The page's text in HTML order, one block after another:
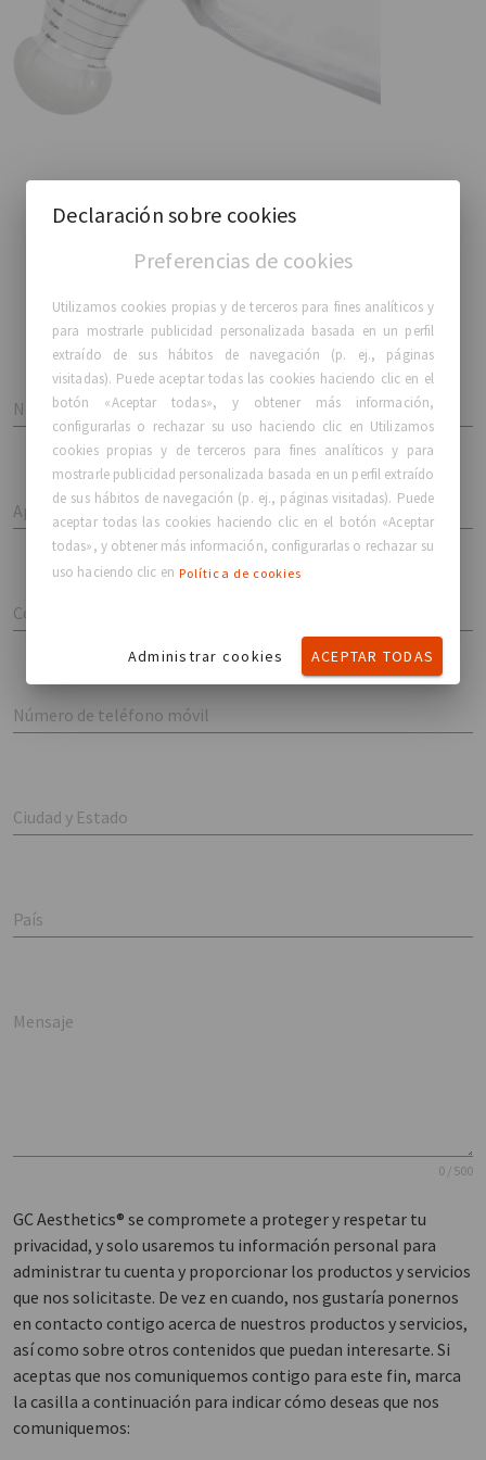
Contáctanos
Nombre
Apellido
Correo
Número de teléfono móvil
Ciudad y Estado
País
Mensaje
0 / 500
GC Aesthetics® se compromete a proteger y respetar tu
privacidad, y solo usaremos tu información personal para
administrar tu cuenta y proporcionar los productos y servicios
que nos solicitaste. De vez en cuando, nos gustaría ponernos
en contacto contigo acerca de nuestros productos y servicios,
así como sobre otros contenidos que puedan interesarte. Si
aceptas que nos comuniquemos contigo para este fin, marca
la casilla a continuación para indicar cómo deseas que nos
comuniquemos:
Declaración sobre cookies
Preferencias de cookies
Utilizamos cookies propias y de terceros para fines analíticos y
para mostrarle publicidad personalizada basada en un perfil
extraído de sus hábitos de navegación (p. ej., páginas
visitadas). Puede aceptar todas las cookies haciendo clic en el
botón «Aceptar todas», y obtener más información,
configurarlas o rechazar su uso haciendo clic en Utilizamos
cookies propias y de terceros para fines analíticos y para
mostrarle publicidad personalizada basada en un perfil extraído
de sus hábitos de navegación (p. ej., páginas visitadas). Puede
aceptar todas las cookies haciendo clic en el botón «Aceptar
todas», y obtener más información, configurarlas o rechazar su
uso haciendo clic en Política de cookies
Administrar cookies ACEPTAR TODAS